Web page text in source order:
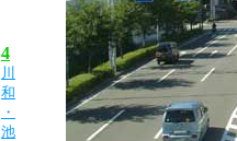
4
川
和
・
池